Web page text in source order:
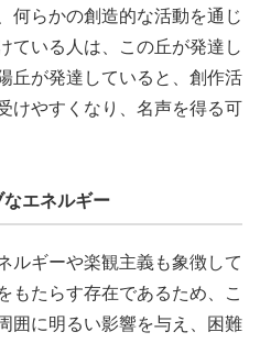
何らかの創造的な活動を通じ
ている人は、この丘が発達し
丘が発達していると、創作活
けやすくなり、名声を得る可
エネルギー
ルギーや楽観主義も象徴して
もたらす存在であるため、こ
囲に明るい影響を与え、困難